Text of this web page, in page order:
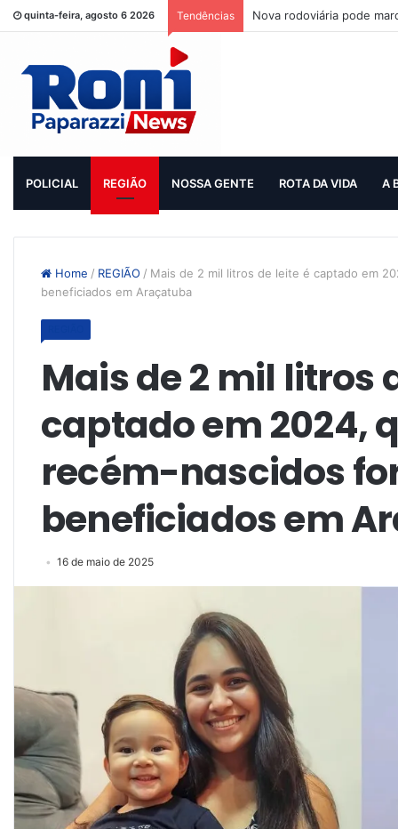
quinta-feira, agosto 6 2026 Tendências Nova rodoviária pode
POLICIAL REGIÃO NOSSA GENTE ROTA DA VIDA A
Home / REGIÃO / Mais de 2 mil litros de leite é captado em
beneficiados em Araçatuba
Mais de 2 mil litros
captado em 2024,
recém-nascidos
beneficiados em
16 de maio de 2025